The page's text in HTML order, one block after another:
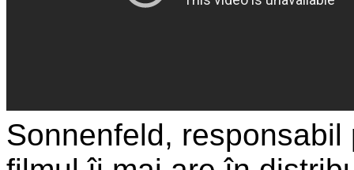
Sonnenfeld,